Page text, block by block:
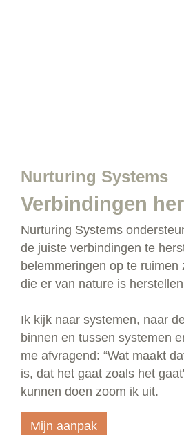
Nurturing Systems
Verbindingen
Nurturing Systems
de juiste verbindingen te
belemmeringen op te ruimen
die er van nature is
Ik kijk naar systemen, naar
binnen en tussen systemen
me afvragend: “Wat maakt
is, dat het gaat zoals het
kunnen doen zoom ik uit.
Mijn aanpak